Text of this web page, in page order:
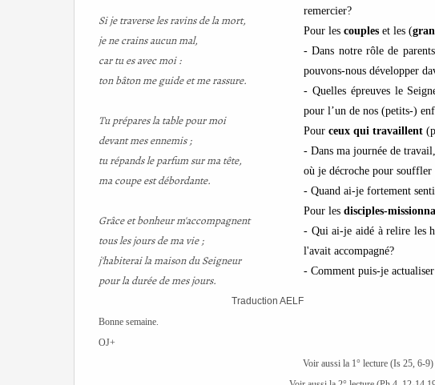
Si je traverse les ravins de la mort,
je ne crains aucun mal,
car tu es avec moi :
ton bâton me guide et me rassure.
Tu prépares la table pour moi
devant mes ennemis ;
tu répands le parfum sur ma tête,
ma coupe est débordante.
Grâce et bonheur m'accompagnent
tous les jours de ma vie ;
j'habiterai la maison du Seigneur
pour la durée de mes jours.
Traduction AELF
remercier?
Pour les couples et les (
- Dans notre rôle de
pouvons-nous développer
- Quelles épreuves le
pour l’un de nos (petits-)
Pour ceux qui travaillent
- Dans ma journée de
où je décroche pour souffler
- Quand ai-je fortement
Pour les disciples-
- Qui ai-je aidé à relire les
l'avait accompagné?
- Comment puis-je actualiser
Bonne semaine.
OJ+
Voir aussi la 1° lecture (Is 25, 6-